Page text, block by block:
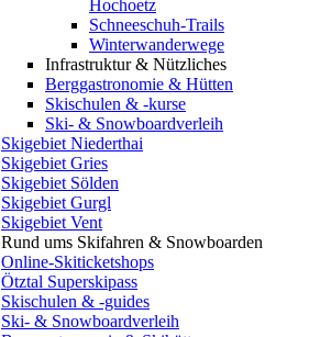
Hochoetz
Schneeschuh-Trails
Winterwanderwege
Infrastruktur & Nützliches
Berggastronomie & Hütten
Skischulen & -kurse
Ski- & Snowboardverleih
Skigebiet Niederthai
Skigebiet Gries
Skigebiet Sölden
Skigebiet Gurgl
Skigebiet Vent
Rund ums Skifahren & Snowboarden
Online-Skiticketshops
Ötztal Superskipass
Skischulen & -guides
Ski- & Snowboardverleih